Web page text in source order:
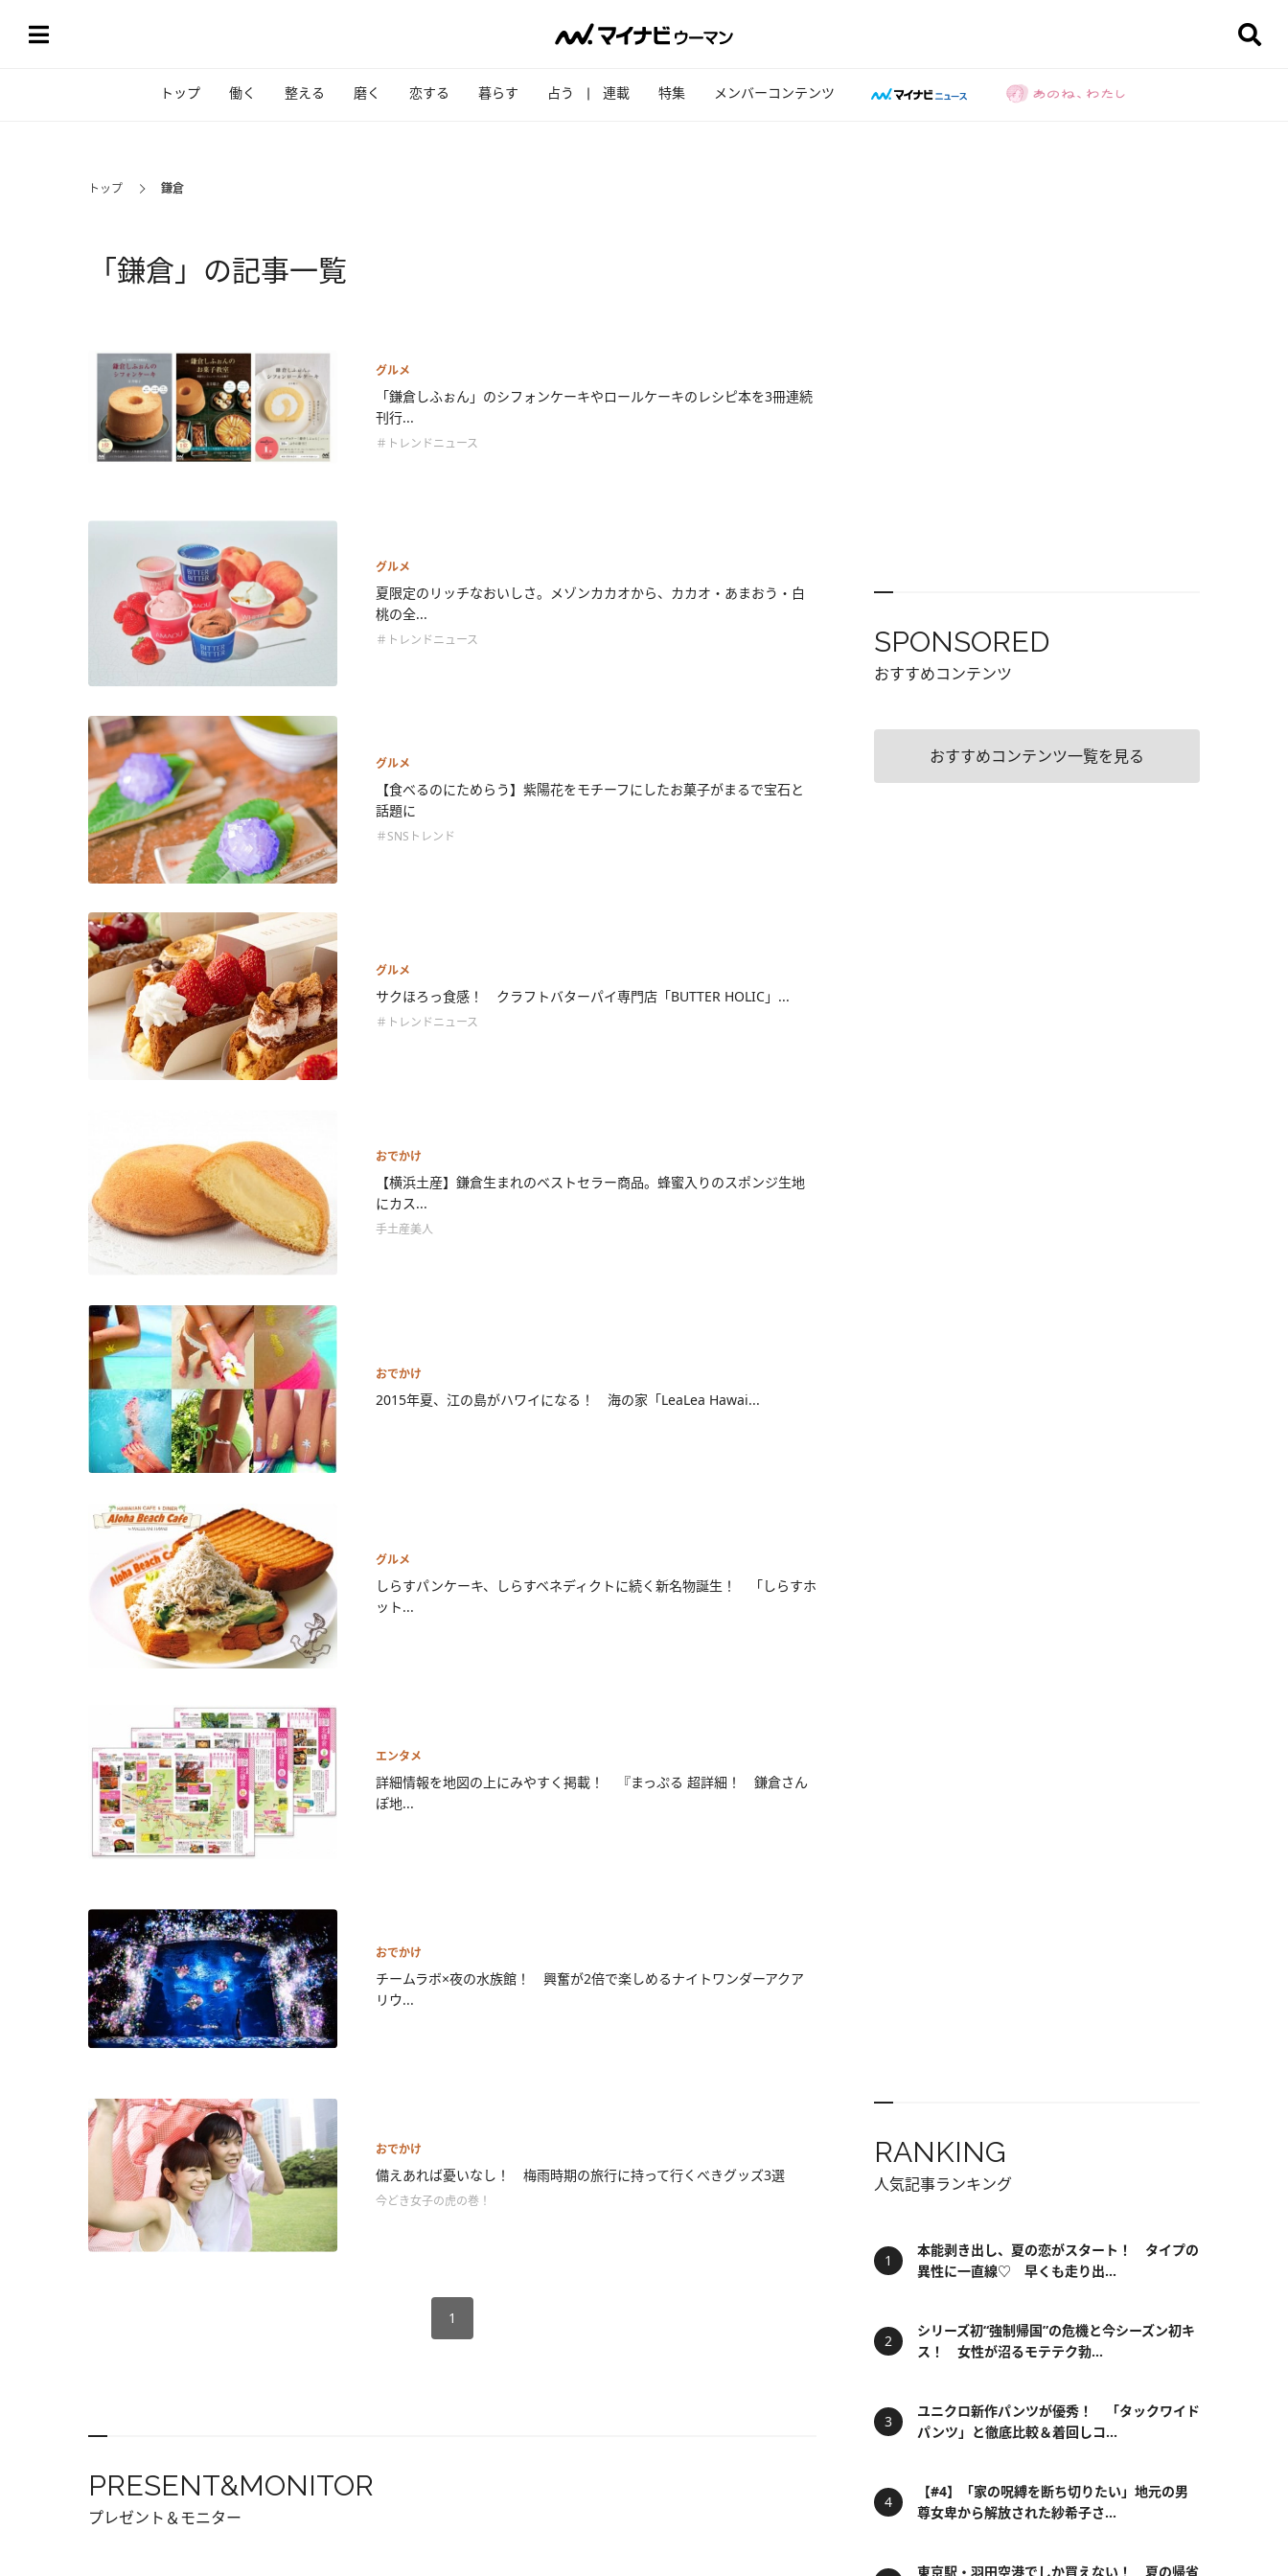
トップ 働く 整える 磨く 恋する 暮らす 占う 連載 特集 メンバーコンテンツ
トップ 鎌倉
「鎌倉」の記事一覧
グルメ
「鎌倉しふぉん」のシフォンケーキやロールケーキのレシピ本を3冊連続
刊行...
＃トレンドニュース
グルメ
夏限定のリッチなおいしさ。メゾンカカオから、カカオ・あまおう・白
桃の全...
＃トレンドニュース
グルメ
【食べるのにためらう】紫陽花をモチーフにしたお菓子がまるで宝石と
話題に
＃SNSトレンド
グルメ
サクほろっ食感！ クラフトバターパイ専門店「BUTTER HOLIC」...
＃トレンドニュース
おでかけ
【横浜土産】鎌倉生まれのベストセラー商品。蜂蜜入りのスポンジ生地
にカス...
手土産美人
おでかけ
2015年夏、江の島がハワイになる！ 海の家「LeaLea Hawai...
グルメ
しらすパンケーキ、しらすベネディクトに続く新名物誕生！ 「しらすホ
ット...
エンタメ
詳細情報を地図の上にみやすく掲載！ 『まっぷる 超詳細！ 鎌倉さん
ぽ地...
おでかけ
チームラボ×夜の水族館！ 興奮が2倍で楽しめるナイトワンダーアクア
リウ...
おでかけ
備えあれば憂いなし！ 梅雨時期の旅行に持って行くべきグッズ3選
今どき女子の虎の巻！
1
PRESENT&MONITOR
プレゼント＆モニター
SPONSORED
おすすめコンテンツ
おすすめコンテンツ一覧を見る
RANKING
人気記事ランキング
本能剥き出し、夏の恋がスタート！ タイプの
異性に一直線♡ 早くも走り出...
シリーズ初“強制帰国”の危機と今シーズン初キ
ス！ 女性が沼るモテテク勃...
ユニクロ新作パンツが優秀！ 「タックワイド
パンツ」と徹底比較＆着回しコ...
【#4】「家の呪縛を断ち切りたい」地元の男
尊女卑から解放された紗希子さ...
東京駅・羽田空港でしか買えない！ 夏の帰省